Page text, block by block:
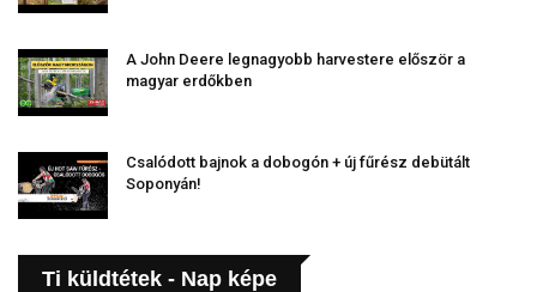
A John Deere legnagyobb harvestere először a
magyar erdőkben
Csalódott bajnok a dobogón + új fűrész debütált
Soponyán!
Ti küldtétek - Nap képe